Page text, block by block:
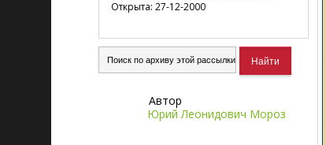
Открыта: 27-12-2000
Автор
Юрий Леонидович Мороз